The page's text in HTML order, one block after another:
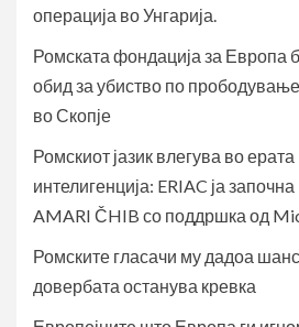
операција во Унгарија.
Ромската фондација за Европа
обид за убиство по
во Скопје
Ромскиот јазик влегува во
интелигенција: ERIAC ја
AMARI ČHIB со поддршка од
Ромските гласачи му дадоа
довербата останува кревка